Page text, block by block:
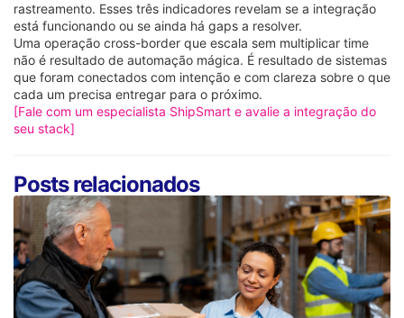
rastreamento. Esses três indicadores revelam se a integração
está funcionando ou se ainda há gaps a resolver.
Uma operação cross-border que escala sem multiplicar time
não é resultado de automação mágica. É resultado de sistemas
que foram conectados com intenção e com clareza sobre o que
cada um precisa entregar para o próximo.
[Fale com um especialista ShipSmart e avalie a integração do
seu stack]
Posts relacionados